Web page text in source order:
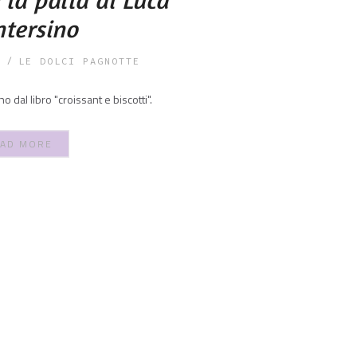
LE DOLCI PAGNOTTE
dal libro "croissant e biscotti".
MORE